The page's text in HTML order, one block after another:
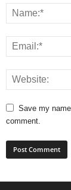
Save my
comment.